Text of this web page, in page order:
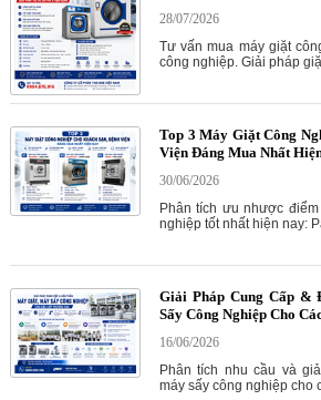
28/07/2026
Tư vấn mua máy giặt
công nghiệp. Giải pháp
Top 3 Máy Giặt Công
Viện Đáng Mua Nhất
30/06/2026
Phân tích ưu nhược
nghiệp tốt nhất hiện nay:
Giải Pháp Cung Cấp &
Sấy Công Nghiệp Cho
16/06/2026
Phân tích nhu cầu và
máy sấy công nghiệp cho